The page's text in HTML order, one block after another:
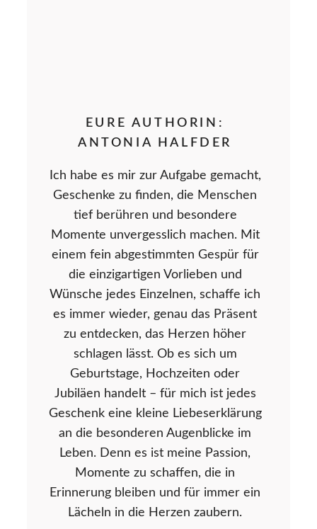
EURE AUTHORIN:
ANTONIA HALFDER
Ich habe es mir zur Aufgabe gemacht,
Geschenke zu finden, die Menschen
tief berühren und besondere
Momente unvergesslich machen. Mit
einem fein abgestimmten Gespür für
die einzigartigen Vorlieben und
Wünsche jedes Einzelnen, schaffe ich
es immer wieder, genau das Präsent
zu entdecken, das Herzen höher
schlagen lässt. Ob es sich um
Geburtstage, Hochzeiten oder
Jubiläen handelt – für mich ist jedes
Geschenk eine kleine Liebeserklärung
an die besonderen Augenblicke im
Leben. Denn es ist meine Passion,
Momente zu schaffen, die in
Erinnerung bleiben und für immer ein
Lächeln in die Herzen zaubern.